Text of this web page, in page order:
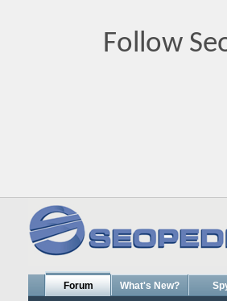
Follow
Forum What's New?